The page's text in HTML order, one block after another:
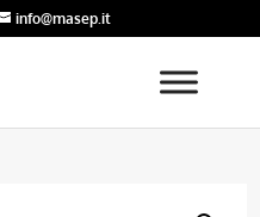
info@masep.it